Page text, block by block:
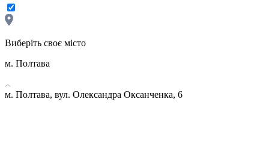
Виберіть своє місто
м. Полтава
м. Полтава, вул. Олександра Оксанченка, 6